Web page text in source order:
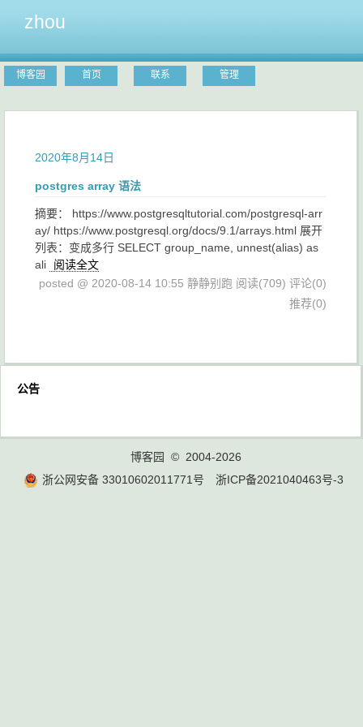
zhou
博客园 首页 联系 管理
2020年8月14日
postgres array 语法
摘要： https://www.postgresqltutorial.com/postgresql-arr
ay/ https://www.postgresql.org/docs/9.1/arrays.html 展开
列表：变成多行 SELECT group_name, unnest(alias) as
ali
阅读全文
posted @ 2020-08-14 10:55 静静别跑 阅读(709) 评论(0)
推荐(0)
公告
博客园
© 2004-2026
浙公网安备 33010602011771号
浙ICP备2021040463号-3